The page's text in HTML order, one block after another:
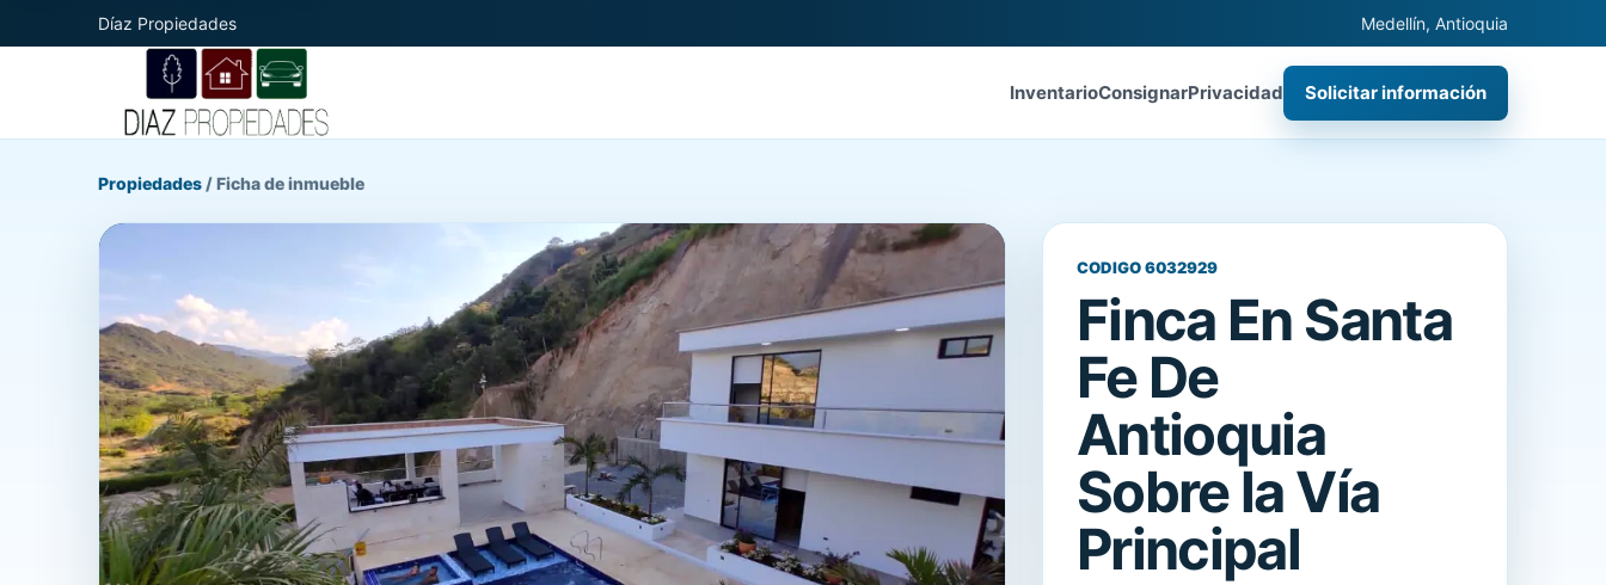
Díaz Propiedades Medellín, Antioquia
InventarioConsignarPrivacidad Solicitar información
Propiedades /Ficha de inmueble
CODIGO 6032929
Finca En Santa
Fe De
Antioquia
Sobre la Vía
Principal